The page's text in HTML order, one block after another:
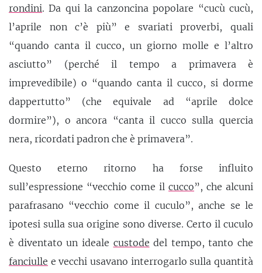
rondini. Da qui la canzoncina popolare “cucù cucù,
l’aprile non c’è più” e svariati proverbi, quali
“quando canta il cucco, un giorno molle e l’altro
asciutto” (perché il tempo a primavera è
imprevedibile) o “quando canta il cucco, si dorme
dappertutto” (che equivale ad “aprile dolce
dormire”), o ancora “canta il cucco sulla quercia
nera, ricordati padron che è primavera”.
Questo eterno ritorno ha forse influito
sull’espressione “vecchio come il cucco”, che alcuni
parafrasano “vecchio come il cuculo”, anche se le
ipotesi sulla sua origine sono diverse. Certo il cuculo
è diventato un ideale custode del tempo, tanto che
fanciulle e vecchi usavano interrogarlo sulla quantità